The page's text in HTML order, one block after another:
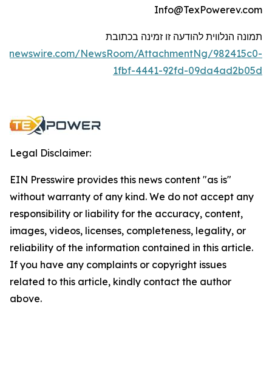
Info@TexPowerev.com
תמונה הנלווית להודעה זו זמינה בכתובת
NewsRoom/AttachmentNg/982415c0-
1fbf-4441-92fd-09da4ad2b05d
Legal Disclaimer:
EIN Presswire provides this news content "as is"
without warranty of any kind. We do not accept any
responsibility or liability for the accuracy, content,
images, videos, licenses, completeness, legality, or
reliability of the information contained in this article.
If you have any complaints or copyright issues
related to this article, kindly contact the author
above.